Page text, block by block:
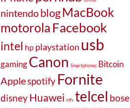
nintendoblogMacBook
motorola Facebook
intel hp playstation usb
gamingCanon Smartphones Bitcoin
Applespotify Fornite
disneyHuawei ntfs telcel bose